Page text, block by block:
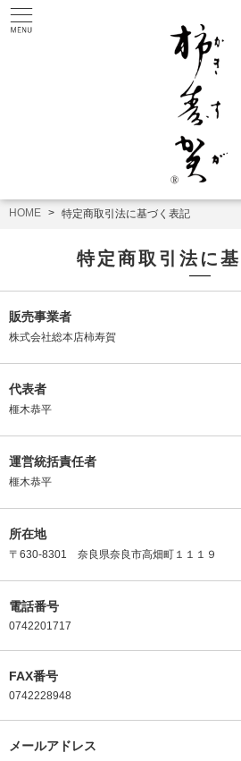
HOME 特定商取引法に基づく表記
特定商取引法に
販売事業者
株式会社総本店柿寿賀
代表者
榧木恭平
運営統括責任者
榧木恭平
所在地
〒630-8301 奈良県奈良市高畑町１１１９
電話番号
0742201717
FAX番号
0742228948
メールアドレス